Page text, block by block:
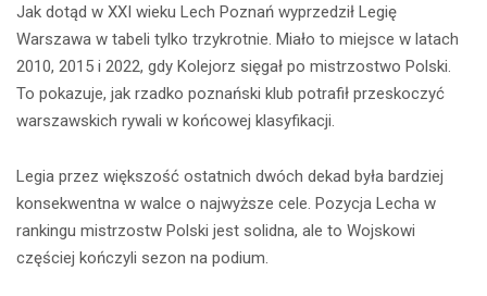
Jak dotąd w XXI wieku Lech Poznań wyprzedził Legię
Warszawa w tabeli tylko trzykrotnie. Miało to miejsce w latach
2010, 2015 i 2022, gdy Kolejorz sięgał po mistrzostwo Polski.
To pokazuje, jak rzadko poznański klub potrafił przeskoczyć
warszawskich rywali w końcowej klasyfikacji.
Legia przez większość ostatnich dwóch dekad była bardziej
konsekwentna w walce o najwyższe cele. Pozycja Lecha w
rankingu mistrzostw Polski jest solidna, ale to Wojskowi
częściej kończyli sezon na podium.